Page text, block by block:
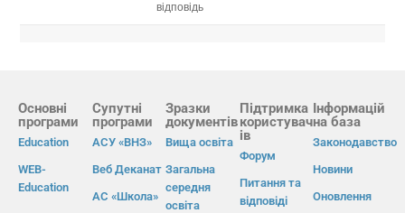
відповідь
Основні
програми
Education
WEB-
Education
Супутні
програми
АСУ «ВНЗ»
Веб Деканат
АС «Школа»
Зразки
документів
Вища освіта
Загальна
середня
освіта
Підтримка
користувач
ів
Форум
Питання та
відповіді
Інформацій
на база
Законодавство
Новини
Оновлення